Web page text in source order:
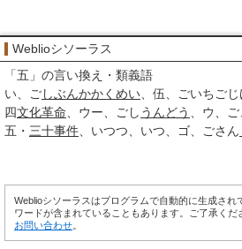
Weblioシソーラス
「五 」の言い換え・類義語
い
ごしぶんかかくめい 伍 ごいちごじ
四文化革命 ウー ごし うんどう ウ ご
五・ 三十事件 いつつ いつ ゴ ごさん
Weblioシソーラスはプログラムで自動的に生成され
ワードが含まれていることもあります。ご了承くだ
お問い合わせ